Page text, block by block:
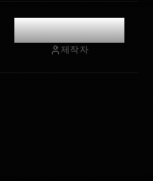
@kinayymon
제작자